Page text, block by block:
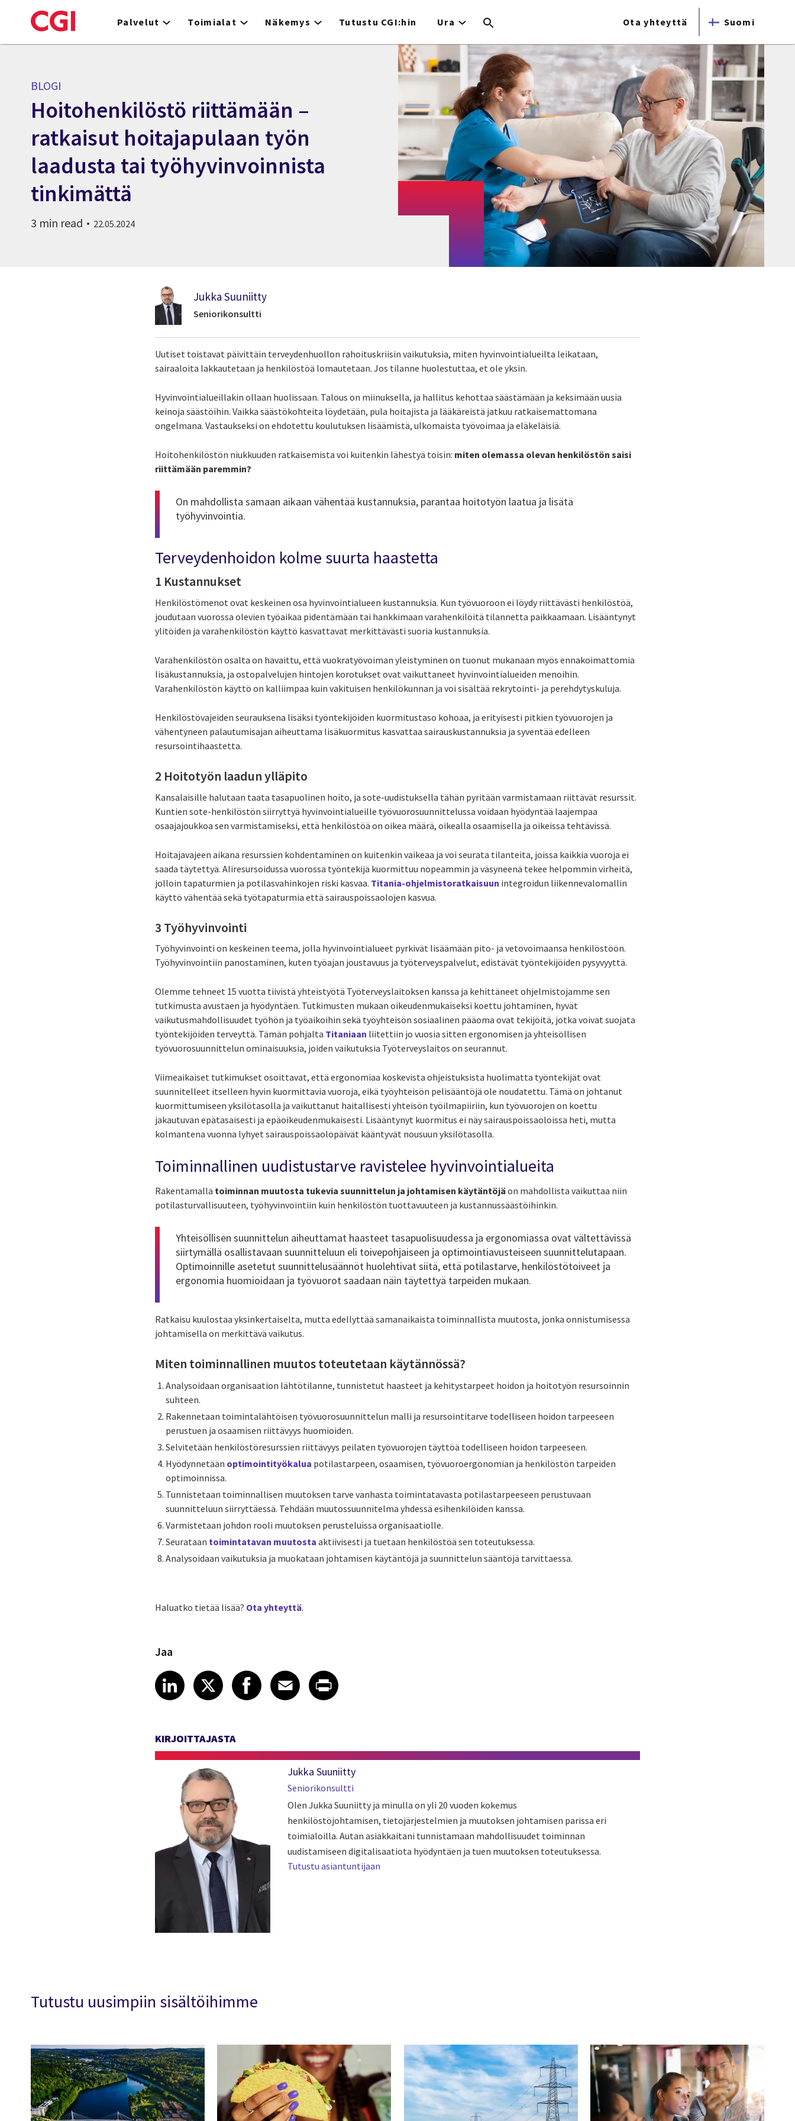
to
Palvelut Toimialat Näkemys Tutustu CGI:hin Ura Ota yhteyttä Suomi
BLOGI
Hoitohenkilöstö riittämään –
ratkaisut hoitajapulaan työn
laadusta tai työhyvinvoinnista
tinkimättä
3 min read 22.05.2024
Jukka Suuniitty
Seniorikonsultti
Uutiset toistavat päivittäin terveydenhuollon rahoituskriisin vaikutuksia, miten hyvinvointialueilta leikataan,
sairaaloita lakkautetaan ja henkilöstöä lomautetaan. Jos tilanne huolestuttaa, et ole yksin.
Hyvinvointialueillakin ollaan huolissaan. Talous on miinuksella, ja hallitus kehottaa säästämään ja keksimään uusia
keinoja säästöihin. Vaikka säästökohteita löydetään, pula hoitajista ja lääkäreistä jatkuu ratkaisemattomana
ongelmana. Vastaukseksi on ehdotettu koulutuksen lisäämistä, ulkomaista työvoimaa ja eläkeläisiä.
Hoitohenkilöstön niukkuuden ratkaisemista voi kuitenkin lähestyä toisin: miten olemassa olevan henkilöstön saisi
riittämään paremmin?
On mahdollista samaan aikaan vähentää kustannuksia, parantaa hoitotyön laatua ja lisätä
työhyvinvointia.
Terveydenhoidon kolme suurta haastetta
1 Kustannukset
Henkilöstömenot ovat keskeinen osa hyvinvointialueen kustannuksia. Kun työvuoroon ei löydy riittävästi henkilöstöä,
joudutaan vuorossa olevien työaikaa pidentämään tai hankkimaan varahenkilöitä tilannetta paikkaamaan. Lisääntynyt
ylitöiden ja varahenkilöstön käyttö kasvattavat merkittävästi suoria kustannuksia.
Varahenkilöstön osalta on havaittu, että vuokratyövoiman yleistyminen on tuonut mukanaan myös ennakoimattomia
lisäkustannuksia, ja ostopalvelujen hintojen korotukset ovat vaikuttaneet hyvinvointialueiden menoihin.
Varahenkilöstön käyttö on kalliimpaa kuin vakituisen henkilökunnan ja voi sisältää rekrytointi- ja perehdytyskuluja.
Henkilöstövajeiden seurauksena lisäksi työntekijöiden kuormitustaso kohoaa, ja erityisesti pitkien työvuorojen ja
vähentyneen palautumisajan aiheuttama lisäkuormitus kasvattaa sairauskustannuksia ja syventää edelleen
resursointihaastetta.
2 Hoitotyön laadun ylläpito
Kansalaisille halutaan taata tasapuolinen hoito, ja sote-uudistuksella tähän pyritään varmistamaan riittävät resurssit.
Kuntien sote-henkilöstön siirryttyä hyvinvointialueille työvuorosuunnittelussa voidaan hyödyntää laajempaa
osaajajoukkoa sen varmistamiseksi, että henkilöstöä on oikea määrä, oikealla osaamisella ja oikeissa tehtävissä.
Hoitajavajeen aikana resurssien kohdentaminen on kuitenkin vaikeaa ja voi seurata tilanteita, joissa kaikkia vuoroja ei
saada täytettyä. Aliresursoidussa vuorossa työntekijä kuormittuu nopeammin ja väsyneenä tekee helpommin virheitä,
jolloin tapaturmien ja potilasvahinkojen riski kasvaa. Titania-ohjelmistoratkaisuun integroidun liikennevalomallin
käyttö vähentää sekä työtapaturmia että sairauspoissaolojen kasvua.
3 Työhyvinvointi
Työhyvinvointi on keskeinen teema, jolla hyvinvointialueet pyrkivät lisäämään pito- ja vetovoimaansa henkilöstöön.
Työhyvinvointiin panostaminen, kuten työajan joustavuus ja työterveyspalvelut, edistävät työntekijöiden pysyvyyttä.
Olemme tehneet 15 vuotta tiivistä yhteistyötä Työterveyslaitoksen kanssa ja kehittäneet ohjelmistojamme sen
tutkimusta avustaen ja hyödyntäen. Tutkimusten mukaan oikeudenmukaiseksi koettu johtaminen, hyvät
vaikutusmahdollisuudet työhön ja työaikoihin sekä työyhteisön sosiaalinen pääoma ovat tekijöitä, jotka voivat suojata
työntekijöiden terveyttä. Tämän pohjalta Titaniaan liitettiin jo vuosia sitten ergonomisen ja yhteisöllisen
työvuorosuunnittelun ominaisuuksia, joiden vaikutuksia Työterveyslaitos on seurannut.
Viimeaikaiset tutkimukset osoittavat, että ergonomiaa koskevista ohjeistuksista huolimatta työntekijät ovat
suunnitelleet itselleen hyvin kuormittavia vuoroja, eikä työyhteisön pelisääntöjä ole noudatettu. Tämä on johtanut
kuormittumiseen yksilötasolla ja vaikuttanut haitallisesti yhteisön työilmapiiriin, kun työvuorojen on koettu
jakautuvan epätasaisesti ja epäoikeudenmukaisesti. Lisääntynyt kuormitus ei näy sairauspoissaoloissa heti, mutta
kolmantena vuonna lyhyet sairauspoissaolopäivät kääntyvät nousuun yksilötasolla.
Toiminnallinen uudistustarve ravistelee hyvinvointialueita
Rakentamalla toiminnan muutosta tukevia suunnittelun ja johtamisen käytäntöjäon mahdollista vaikuttaa niin
potilasturvallisuuteen, työhyvinvointiin kuin henkilöstön tuottavuuteen ja kustannussäästöihinkin.
Yhteisöllisen suunnittelun aiheuttamat haasteet tasapuolisuudessa ja ergonomiassa ovat vältettävissä
siirtymällä osallistavaan suunnitteluun eli toivepohjaiseen ja optimointiavusteiseen suunnittelutapaan.
Optimoinnille asetetut suunnittelusäännöt huolehtivat siitä, että potilastarve, henkilöstötoiveet ja
ergonomia huomioidaan ja työvuorot saadaan näin täytettyä tarpeiden mukaan.
Ratkaisu kuulostaa yksinkertaiselta, mutta edellyttääsamanaikaista toiminnallista muutosta, jonka onnistumisessa
johtamisella on merkittävä vaikutus.
Miten toiminnallinen muutos toteutetaan käytännössä?
Analysoidaan organisaation lähtötilanne, tunnistetut haasteet ja kehitystarpeet hoidon ja hoitotyön resursoinnin
suhteen.
Rakennetaan toimintalähtöisen työvuorosuunnittelun malli ja resursointitarve todelliseen hoidon tarpeeseen
perustuen ja osaamisen riittävyys huomioiden.
Selvitetään henkilöstöresurssien riittävyys peilaten työvuorojen täyttöä todelliseen hoidon tarpeeseen.
Hyödynnetään optimointityökalua potilastarpeen, osaamisen, työvuoroergonomian ja henkilöstön tarpeiden
optimoinnissa.
Tunnistetaan toiminnallisen muutoksen tarve vanhasta toimintatavasta potilastarpeeseen perustuvaan
suunnitteluun siirryttäessä. Tehdään muutossuunnitelma yhdessä esihenkilöiden kanssa.
Varmistetaan johdon rooli muutoksen perusteluissa organisaatiolle.
Seurataan toimintatavan muutosta aktiivisesti ja tuetaan henkilöstöä sen toteutuksessa.
Analysoidaan vaikutuksia ja muokataan johtamisen käytäntöjä ja suunnittelun sääntöjä tarvittaessa.
Haluatko tietää lisää? Ota yhteyttä.
Jaa
Share article on LinkedIn
LinkedIn
Share article on X
XShare article on Facebook
Facebook
Share article on Email
Email
Share article on Print
KIRJOITTAJASTA
Jukka Suuniitty
Seniorikonsultti
Olen Jukka Suuniitty ja minulla on yli 20 vuoden kokemus
henkilöstöjohtamisen, tietojärjestelmien ja muutoksen johtamisen parissa eri
toimialoilla. Autan asiakkaitani tunnistamaan mahdollisuudet toiminnan
uudistamiseen digitalisaatiota hyödyntäen ja tuen muutoksen toteutuksessa.
Tutustu asiantuntijaan
Tutustu uusimpiin sisältöihimme